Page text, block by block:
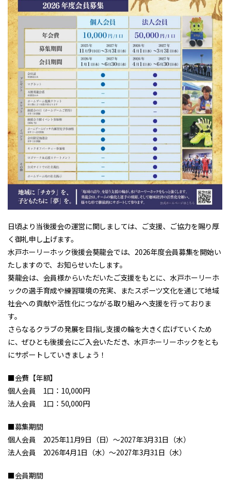
日頃より当後援会の運営に関しましては、ご支援、ご協力を賜り厚
く御礼申し上げます。
水戸ホーリーホック後援会葵龍会では、2026年度会員募集を開始い
たしますので、お知らせいたします。
葵龍会は、会員様からいただいたご支援をもとに、水戸ホーリーホ
ックの選手育成や練習環境の充実、またスポーツ文化を通じて地域
社会への貢献や活性化につながる取り組みへ支援を行っておりま
す。
さらなるクラブの発展を目指し支援の輪を大きく広げていくため
に、ぜひとも後援会にご入会いただき、水戸ホーリーホックをとも
にサポートしていきましょう！
■会費【年額】
個人会員 1口：10,000円
法人会員 1口：50,000円
■募集期間
個人会員 2025年11月9日（日）～2027年3月31日（水）
法人会員 2026年4月1日（水）～2027年3月31日（水）
■会員期間